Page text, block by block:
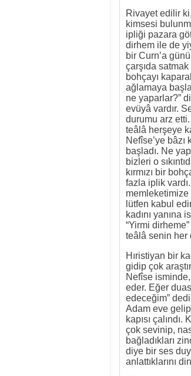
Rivayet edilir
kimsesi
ipliği pazara
dirhem ile de
bir Curn’a
çarşıda
bohçayı
ağlamaya
ne yaparlar?”
evüyâ vardır.
durumu arz
teâlâ herşeye
Nefîse’ye
başladı. Ne
bizleri o
kırmızı bir
fazla iplik
lütfen kabul
kadını yanına
“Yirmi
teâlâ senin her
Hıristiyan bir
gidip çok
Nefîse
eder. Eğer
edeceğim”
Adam eve
kapısı
çok sevinip,
bağladıkları
diye bir ses
anlattıklarını